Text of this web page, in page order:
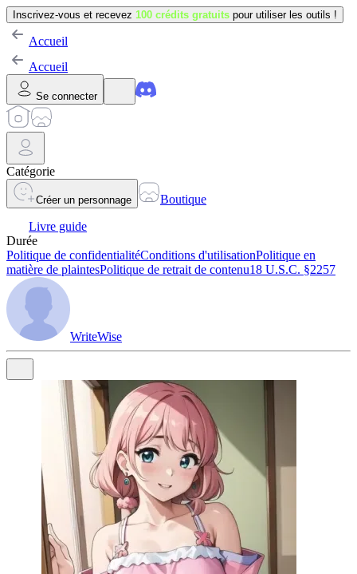
Inscrivez-vous et recevez 100 crédits gratuits pour utiliser les outils !
Accueil
Accueil
Se connecter
Catégorie
Créer un personnage
Boutique
Livre guide
Durée
Politique de confidentialitéConditions d'utilisationPolitique en
matière de plaintesPolitique de retrait de contenu18 U.S.C. §2257
WriteWise